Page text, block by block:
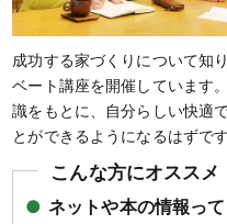
成功する家づくりについて知
ベート講座を開催しています
識をもとに、自分らしい快適
とができるようになるはずです
こんな方にオススメ
● ネットや本の情報っ